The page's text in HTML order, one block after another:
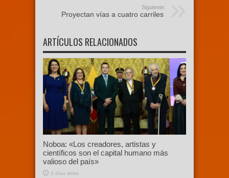
Siguiente:
Proyectan vías a cuatro carriles
ARTÍCULOS RELACIONADOS
Noboa: «Los creadores, artistas y
científicos son el capital humano más
valioso del país»
3 días atras